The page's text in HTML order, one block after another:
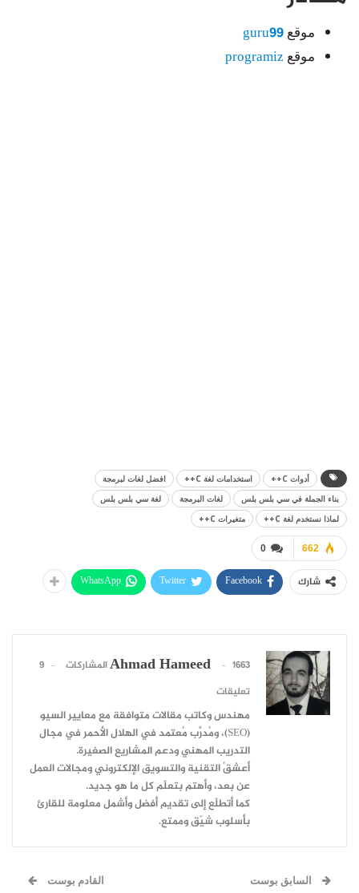
موقع guru99
موقع programiz
أدوات C++ استخدامات لغة C++
افضل لغات لبرمجة
بناء الجملة في سي بلس بلس
لغات البرمجة
لغة سي بلس بلس
لماذا نستخدم لغة C++
متغيرات C++
0 662
شارك Facebook
Twitter
WhatsApp
Ahmad Hameed 1663 المشاركات
9
تعليقات
مهندس وكاتب مقالات متوافقة مع معايير السيو
(SEO)، ومُدرِّب مُعتمد في الهلال الأحمر في مجال
التدريب المهني ودعم المشاريع الصغيرة.
أعشقُ التقنية والتسويق الإلكتروني ومجالات العمل
عن بعد، وأهتم بتعلّم كل ما هو جديد.
كما أتطلّع إلى تقديم أفضل وأشمل معلومة للقارئ
بأسلوب شيّق وممتع.
السابق بوست القادم بوست